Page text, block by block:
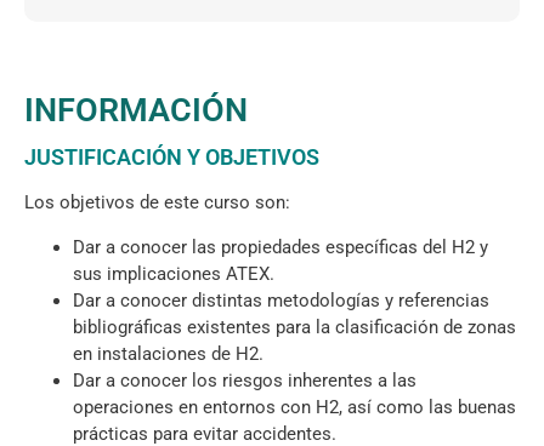
INFORMACIÓN
JUSTIFICACIÓN Y OBJETIVOS
Los objetivos de este curso son:
Dar a conocer las propiedades específicas del H2 y
sus implicaciones ATEX.
Dar a conocer distintas metodologías y referencias
bibliográficas existentes para la clasificación de zonas
en instalaciones de H2.
Dar a conocer los riesgos inherentes a las
operaciones en entornos con H2, así como las buenas
prácticas para evitar accidentes.